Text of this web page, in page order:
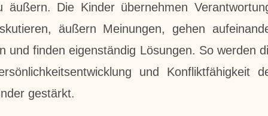
äußern. Die Kinder übernehmen
äußern Meinungen, gehen
und finden eigenständig Lösungen. So werden
und Konfliktfähigkeit
gestärkt.